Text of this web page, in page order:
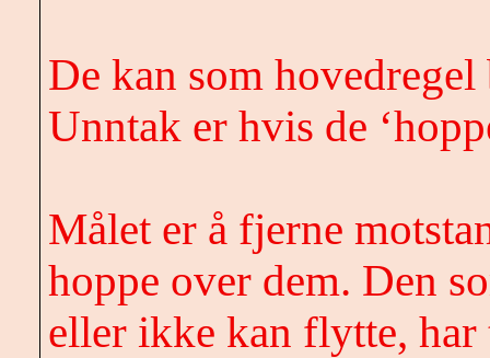
De kan som
Unntak er hvis de
Målet er å fjerne
hoppe over dem. Den
eller ikke kan flytte, har